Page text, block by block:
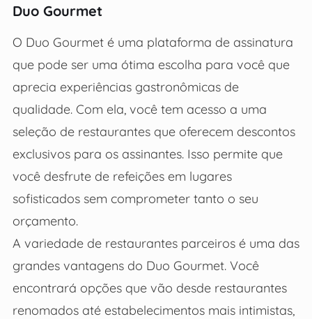
Duo Gourmet
O Duo Gourmet é uma plataforma de assinatura
que pode ser uma ótima escolha para você que
aprecia experiências gastronômicas de
qualidade. Com ela, você tem acesso a uma
seleção de restaurantes que oferecem descontos
exclusivos para os assinantes. Isso permite que
você desfrute de refeições em lugares
sofisticados sem comprometer tanto o seu
orçamento.
A variedade de restaurantes parceiros é uma das
grandes vantagens do Duo Gourmet. Você
encontrará opções que vão desde restaurantes
renomados até estabelecimentos mais intimistas,